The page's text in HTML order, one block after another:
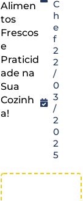
Alimen
tos
Frescos
e
Praticid
ade na
Sua
Cozinh
a!
C
h
e
f
2
2
/
0
3
/
2
0
2
5